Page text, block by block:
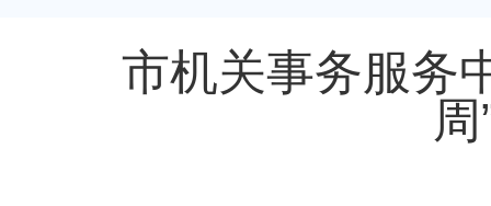
市机关事务服务